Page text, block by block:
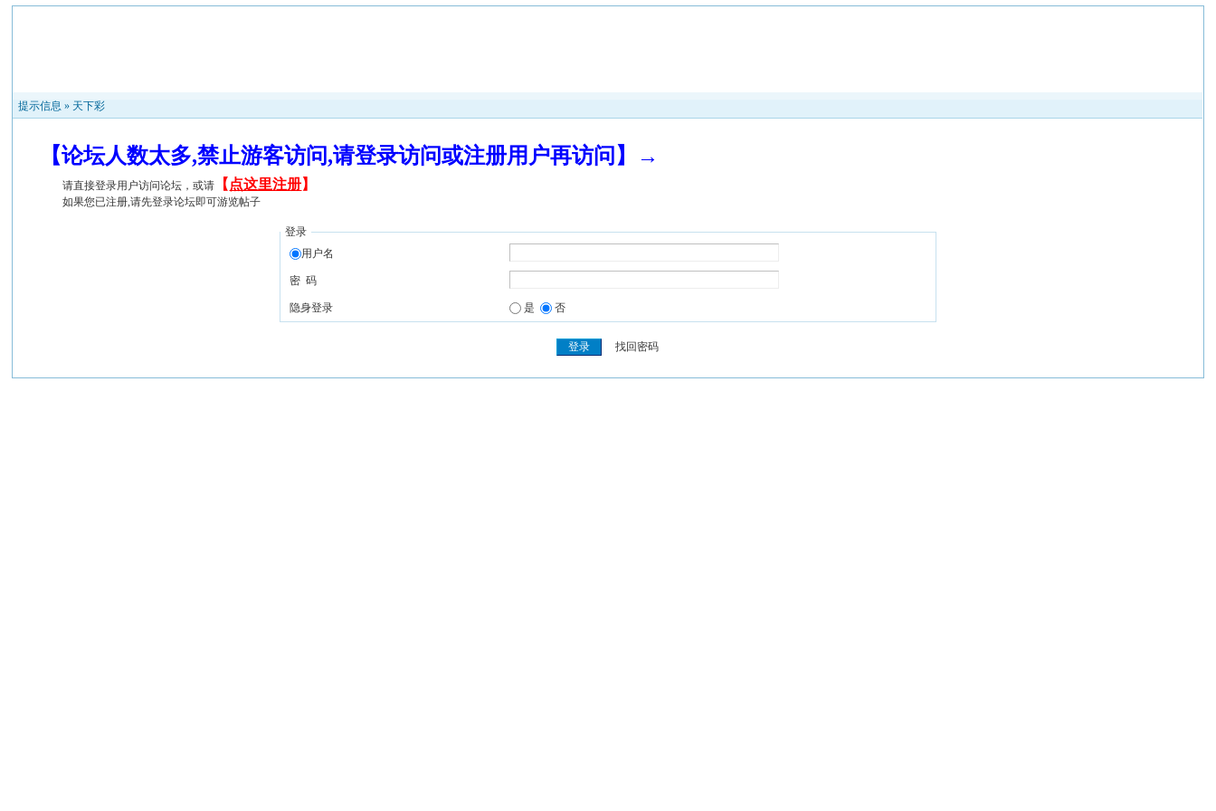
提示信息 » 天下彩
【论坛人数太多,禁止游客访问,请登录访问或注册用户再访问】→
请直接登录用户访问论坛，或请 【 点这里注册】
如果您已注册,请先登录论坛即可游览帖子
登录
用户名
密 码
隐身登录 是 否
找回密码